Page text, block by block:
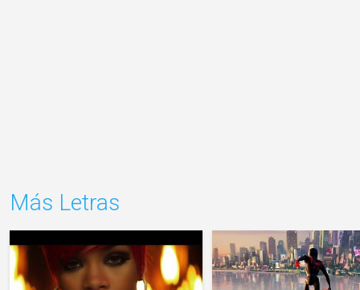
Más Letras